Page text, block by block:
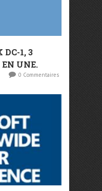
DC-1, 3
UNE.
0 Commentaires